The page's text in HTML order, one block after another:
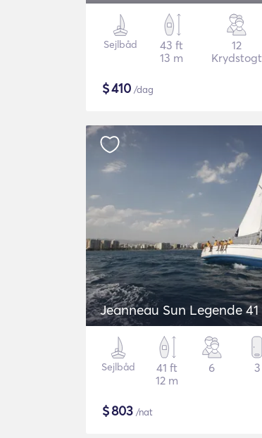
Sejlbåd
43 ft
13 m
12
Krydstogt
$410 /dag
Jeanneau Sun Legende 41
Sejlbåd
41 ft
12 m
6 3
$803 /nat